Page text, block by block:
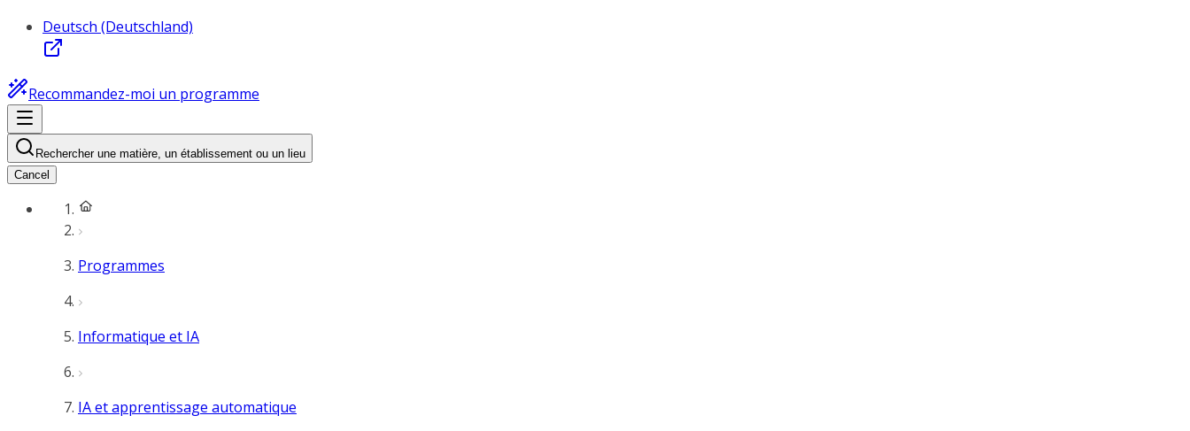
Deutsch (Deutschland)
Recommandez-moi un programme
Rechercher une matière, un établissement ou un lieu
Cancel
Programmes
Informatique et IA
IA et apprentissage automatique